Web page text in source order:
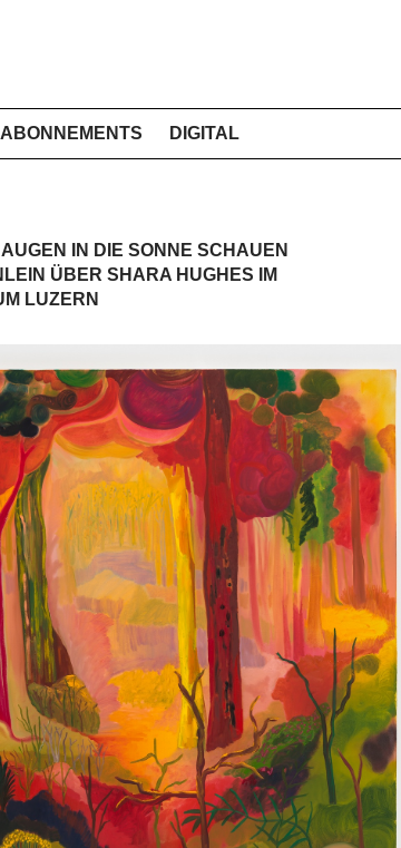
ABONNEMENTS DIGITAL
IN DIE SONNE SCHAUEN
ÜBER SHARA HUGHES IM
LUZERN